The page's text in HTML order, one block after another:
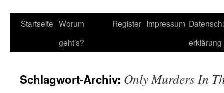
Startseite Worum
geht’s?
Register Impressum
erklärung
Schlagwort-Archiv: Only Murders In